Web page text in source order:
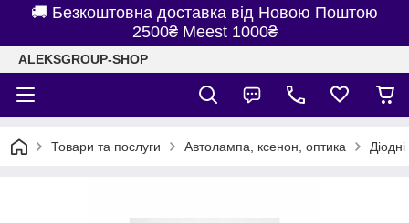
🚚 Безкоштовна доставка від Новою Поштою
2500₴ Meest 1000₴
ALEKSGROUP-SHOP
Товари та послуги Автолампа, ксенон, оптика